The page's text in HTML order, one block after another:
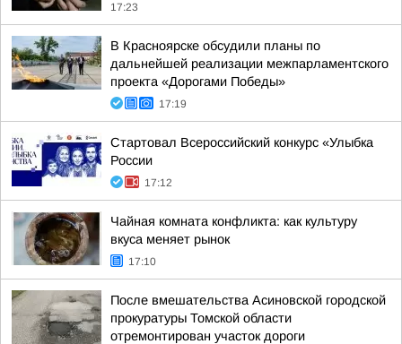
17:23
В Красноярске обсудили планы по
дальнейшей реализации межпарламентского
проекта «Дорогами Победы»
17:19
Стартовал Всероссийский конкурс «Улыбка
России
17:12
Чайная комната конфликта: как культуру
вкуса меняет рынок
17:10
После вмешательства Асиновской городской
прокуратуры Томской области
отремонтирован участок дороги